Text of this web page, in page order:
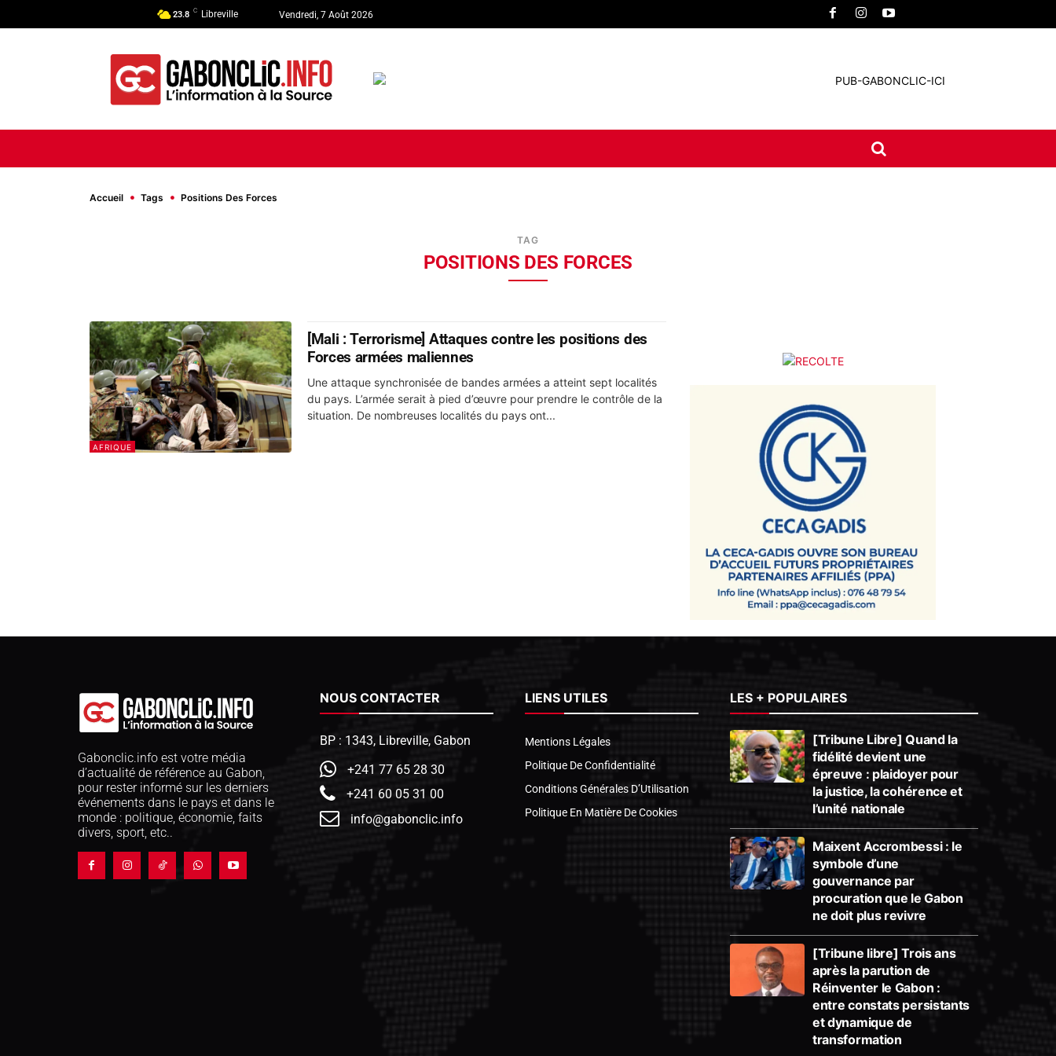
23.8 C Libreville Vendredi, 7 Août 2026
CONTACT
Accueil Tags Positions Des Forces
TAG
POSITIONS DES FORCES
AFRIQUE
[Mali : Terrorisme] Attaques contre les positions des
Forces armées maliennes
Une attaque synchronisée de bandes armées a atteint sept localités
du pays. L’armée serait à pied d’œuvre pour prendre le contrôle de la
situation. De nombreuses localités du pays ont...
Gabonclic.info est votre média
d’actualité de référence au Gabon,
pour rester informé sur les derniers
événements dans le pays et dans le
monde : politique, économie, faits
divers, sport, etc..
NOUS CONTACTER
BP : 1343, Libreville, Gabon
+241 77 65 28 30
+241 60 05 31 00
info@gabonclic.info
LIENS UTILES
Mentions Légales
Politique De Confidentialité
Conditions Générales D’Utilisation
Politique En Matière De Cookies
LES + POPULAIRES
[Tribune Libre] Quand la
fidélité devient une
épreuve : plaidoyer pour
la justice, la cohérence et
l’unité nationale
Maixent Accrombessi : le
symbole d’une
gouvernance par
procuration que le Gabon
ne doit plus revivre
[Tribune libre] Trois ans
après la parution de
Réinventer le Gabon :
entre constats persistants
et dynamique de
transformation